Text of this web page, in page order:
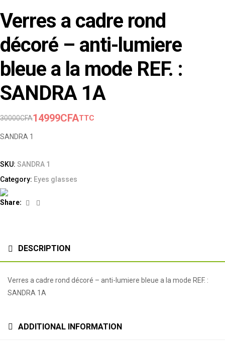
Verres a cadre rond
décoré – anti-lumiere
bleue a la mode REF. :
SANDRA 1A
30000CFA14999CFATTC
SANDRA 1
SKU: SANDRA 1
Category: Eyes glasses
Share: Facebook
DESCRIPTION
Verres a cadre rond décoré – anti-lumiere bleue a la mode REF. :
SANDRA 1A
ADDITIONAL INFORMATION